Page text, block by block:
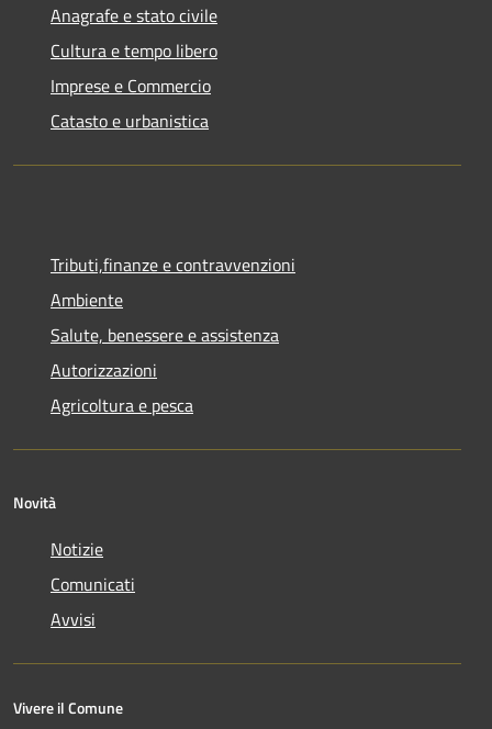
Anagrafe e stato civile
Cultura e tempo libero
Imprese e Commercio
Catasto e urbanistica
Tributi,finanze e contravvenzioni
Ambiente
Salute, benessere e assistenza
Autorizzazioni
Agricoltura e pesca
Novità
Notizie
Comunicati
Avvisi
Vivere il Comune